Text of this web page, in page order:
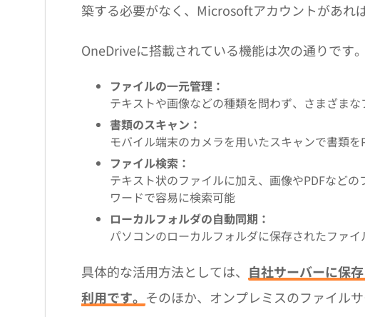
築する必要がなく、Microsoftアカウントがあれ
OneDriveに搭載されている機能は次の通りです。
ファイルの一元管理：
テキストや画像などの種類を問わず、さまざま
書類のスキャン：
モバイル端末のカメラを用いたスキャンで書類
ファイル検索：
テキスト状のファイルに加え、画像やPDFなど
ワードで容易に検索可能
ローカルフォルダの自動同期：
パソコンのローカルフォルダに保存されたファ
具体的な活用方法としては、 自社サーバーに保
利用です。 そのほか、オンプレミスのファイル